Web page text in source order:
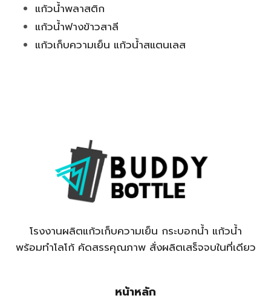
แก้วน้ำพลาสติก
แก้วน้ำฟางข้าวสาลี
แก้วเก็บความเย็น แก้วน้ำสแตนเลส
โรงงานผลิตแก้วเก็บความเย็น กระบอกน้ำ แก้วน้ำ
พร้อมทำโลโก้ คัดสรรคุณภาพ สั่งผลิตเสร็จจบในที่เดียว
หน้าหลัก